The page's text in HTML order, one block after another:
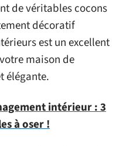
de véritables cocons
décoratif
est un excellent
maison de
élégante.
intérieur : 3
à oser !